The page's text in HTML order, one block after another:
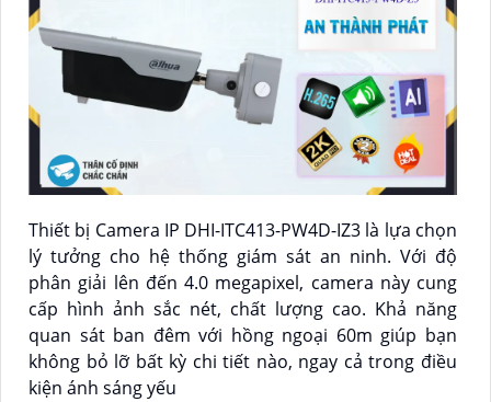
Thiết bị Camera IP DHI-ITC413-PW4D-IZ3 là lựa chọn
lý tưởng cho hệ thống giám sát an ninh. Với độ
phân giải lên đến 4.0 megapixel, camera này cung
cấp hình ảnh sắc nét, chất lượng cao. Khả năng
quan sát ban đêm với hồng ngoại 60m giúp bạn
không bỏ lỡ bất kỳ chi tiết nào, ngay cả trong điều
kiện ánh sáng yếu